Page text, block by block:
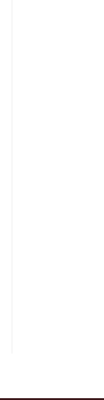
próxima página